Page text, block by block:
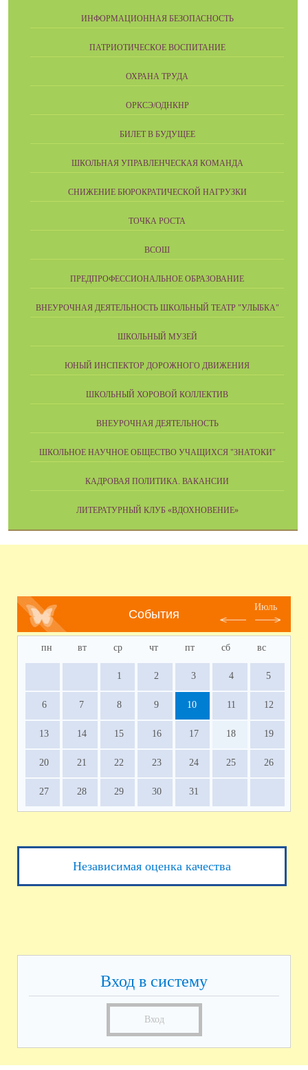
ИНФОРМАЦИОННАЯ БЕЗОПАСНОСТЬ
ПАТРИОТИЧЕСКОЕ ВОСПИТАНИЕ
ОХРАНА ТРУДА
ОРКСЭ/ОДНКНР
БИЛЕТ В БУДУЩЕЕ
ШКОЛЬНАЯ УПРАВЛЕНЧЕСКАЯ КОМАНДА
СНИЖЕНИЕ БЮРОКРАТИЧЕСКОЙ НАГРУЗКИ
ТОЧКА РОСТА
ВСОШ
ПРЕДПРОФЕССИОНАЛЬНОЕ ОБРАЗОВАНИЕ
ВНЕУРОЧНАЯ ДЕЯТЕЛЬНОСТЬ ШКОЛЬНЫЙ ТЕАТР "УЛЫБКА"
ШКОЛЬНЫЙ МУЗЕЙ
ЮНЫЙ ИНСПЕКТОР ДОРОЖНОГО ДВИЖЕНИЯ
ШКОЛЬНЫЙ ХОРОВОЙ КОЛЛЕКТИВ
ВНЕУРОЧНАЯ ДЕЯТЕЛЬНОСТЬ
ШКОЛЬНОЕ НАУЧНОЕ ОБЩЕСТВО УЧАЩИХСЯ "ЗНАТОКИ"
КАДРОВАЯ ПОЛИТИКА. ВАКАНСИИ
ЛИТЕРАТУРНЫЙ КЛУБ «ВДОХНОВЕНИЕ»
События
Июль
пн вт ср чт пт сб вс
1 2 3 4 5
6 7 8 9 10 11 12
13 14 15 16 17 18 19
20 21 22 23 24 25 26
27 28 29 30 31
Независимая оценка качества
Вход в систему
Вход